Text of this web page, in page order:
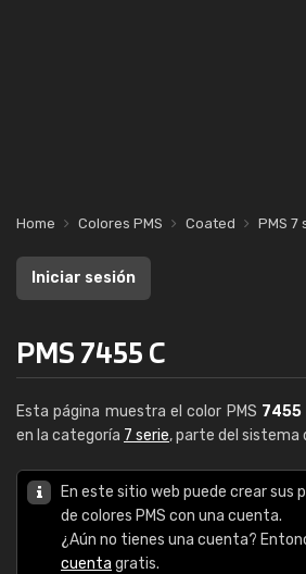
Home Colores PMS Coated PMS 7
Iniciar sesión
PMS 7455 C
Esta página muestra el color PMS 7455
en la categoría 7 serie, parte del sistema
En este sitio web puede crear sus
de colores PMS con una cuenta.
¿Aún no tienes una cuenta?
cuenta gratis.